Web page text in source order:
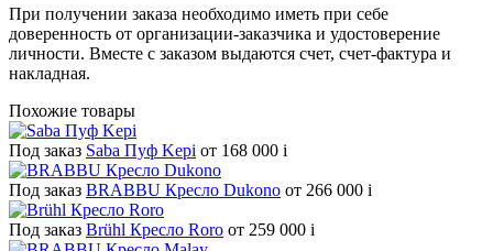
При получении заказа необходимо иметь при себе
доверенность от организации-заказчика и удостоверение
личности. Вместе с заказом выдаются счет, счет-фактура и
накладная.
Похожие товары
Под заказ Saba Пуф Kepi от 168 000 i
Под заказ BRABBU Кресло Dukono от 266 000 i
Под заказ Brühl Кресло Roro от 259 000 i